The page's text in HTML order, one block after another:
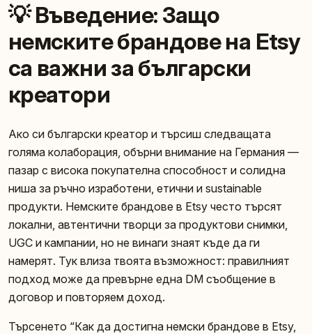
💡 Въведение: Защо
немските брандове на Etsy
са важни за български
креатори
Ако си български креатор и търсиш следващата
голяма колаборация, обърни внимание на Германия —
пазар с висока покупателна способност и солидна
ниша за ръчно изработени, етични и sustainable
продукти. Немските брандове в Etsy често търсят
локални, автентични творци за продуктови снимки,
UGC и кампании, но не винаги знаят къде да ги
намерят. Тук влиза твоята възможност: правилният
подход може да превърне една DM съобщение в
договор и повторяем доход.
Търсенето “Как да достигна немски брандове в Etsy,